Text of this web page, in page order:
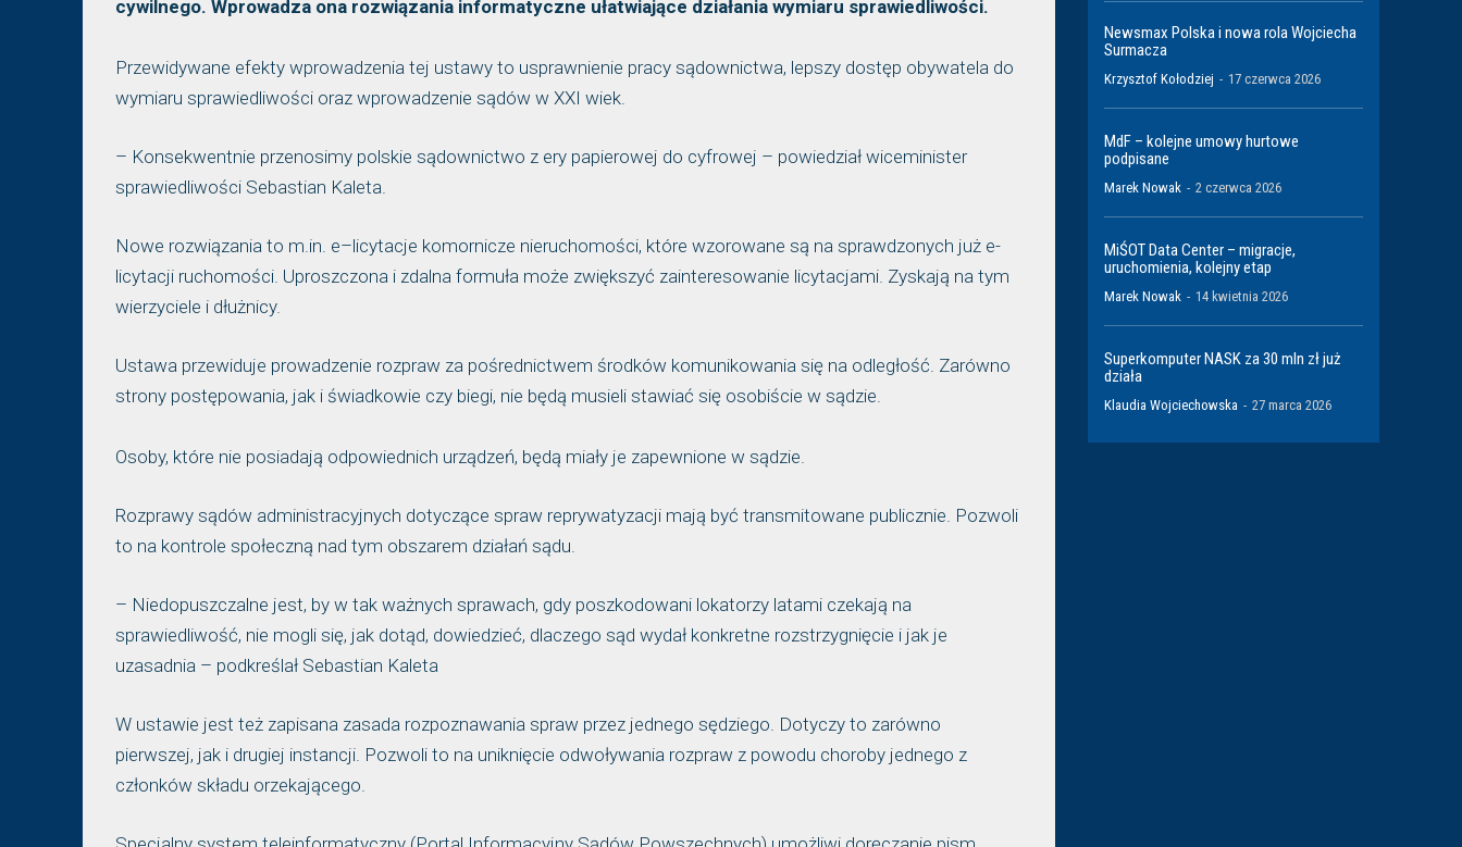
cywilnego. Wprowadza ona rozwiązania informatyczne ułatwiające działania wymiaru sprawiedliwości.
Przewidywane efekty wprowadzenia tej ustawy to usprawnienie pracy sądownictwa, lepszy dostęp obywatela do
wymiaru sprawiedliwości oraz wprowadzenie sądów w XXI wiek.
– Konsekwentnie przenosimy polskie sądownictwo z ery papierowej do cyfrowej – powiedział wiceminister
sprawiedliwości Sebastian Kaleta.
Nowe rozwiązania to m.in. e–licytacje komornicze nieruchomości, które wzorowane są na sprawdzonych już e-
licytacji ruchomości. Uproszczona i zdalna formuła może zwiększyć zainteresowanie licytacjami. Zyskają na tym
wierzyciele i dłużnicy.
Ustawa przewiduje prowadzenie rozpraw za pośrednictwem środków komunikowania się na odległość. Zarówno
strony postępowania, jak i świadkowie czy biegi, nie będą musieli stawiać się osobiście w sądzie.
Osoby, które nie posiadają odpowiednich urządzeń, będą miały je zapewnione w sądzie.
Rozprawy sądów administracyjnych dotyczące spraw reprywatyzacji mają być transmitowane publicznie. Pozwoli
to na kontrole społeczną nad tym obszarem działań sądu.
– Niedopuszczalne jest, by w tak ważnych sprawach, gdy poszkodowani lokatorzy latami czekają na
sprawiedliwość, nie mogli się, jak dotąd, dowiedzieć, dlaczego sąd wydał konkretne rozstrzygnięcie i jak je
uzasadnia – podkreślał Sebastian Kaleta
W ustawie jest też zapisana zasada rozpoznawania spraw przez jednego sędziego. Dotyczy to zarówno
pierwszej, jak i drugiej instancji. Pozwoli to na uniknięcie odwoływania rozpraw z powodu choroby jednego z
członków składu orzekającego.
Newsmax Polska i nowa rola Wojciecha
Surmacza
Krzysztof Kołodziej - 17 czerwca 2026
MdF – kolejne umowy hurtowe
podpisane
Marek Nowak - 2 czerwca 2026
MiŚOT Data Center – migracje,
uruchomienia, kolejny etap
Marek Nowak - 14 kwietnia 2026
Superkomputer NASK za 30 mln zł już
działa
Klaudia Wojciechowska - 27 marca 2026